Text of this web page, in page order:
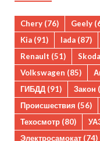
Chery (76) Geely
Kia (91) lada (87)
Renault (51) Skoda
Volkswagen (85)
ГИБДД (91) Закон
Происшествия (56)
Техосмотр (80)
Электросамокат (74)